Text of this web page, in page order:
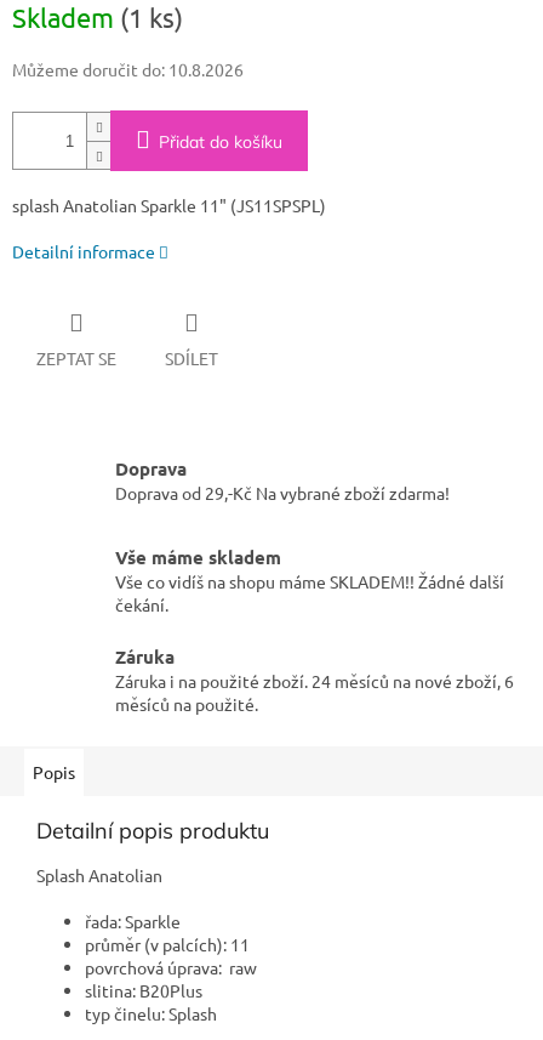
cena:
Skladem (1 ks)
Můžeme doručit do: 10.8.2026
Přidat do košíku
splash Anatolian Sparkle 11" (JS11SPSPL)
Detailní informace
ZEPTAT SE SDÍLET
Doprava
Doprava od 29,-Kč Na vybrané zboží zdarma!
Vše máme skladem
Vše co vidíš na shopu máme SKLADEM!! Žádné další
čekání.
Záruka
Záruka i na použité zboží. 24 měsíců na nové zboží, 6
měsíců na použité.
Popis
Detailní popis produktu
Splash Anatolian
řada: Sparkle
průměr (v palcích): 11
povrchová úprava: raw
slitina: B20Plus
typ činelu: Splash